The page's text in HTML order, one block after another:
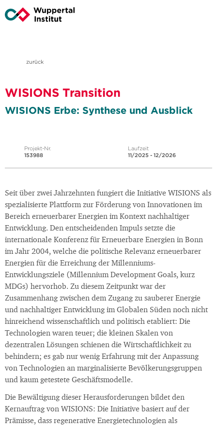
zurück
WISIONS Transition
WISIONS Erbe: Synthese und Ausblick
Projekt-Nr.
153988
Laufzeit
11/2025 - 12/2026
Seit über zwei Jahrzehnten fungiert die Initiative WISIONS als
spezialisierte Plattform zur Förderung von Innovationen im
Bereich erneuerbarer Energien im Kontext nachhaltiger
Entwicklung. Den entscheidenden Impuls setzte die
internationale Konferenz für Erneuerbare Energien in Bonn
im Jahr 2004, welche die politische Relevanz erneuerbarer
Energien für die Erreichung der Millenniums-
Entwicklungsziele (Millennium Development Goals, kurz
MDGs) hervorhob. Zu diesem Zeitpunkt war der
Zusammenhang zwischen dem Zugang zu sauberer Energie
und nachhaltiger Entwicklung im Globalen Süden noch nicht
hinreichend wissenschaftlich und politisch etabliert: Die
Technologien waren teuer; die kleinen Skalen von
dezentralen Lösungen schienen die Wirtschaftlichkeit zu
behindern; es gab nur wenig Erfahrung mit der Anpassung
von Technologien an marginalisierte Bevölkerungsgruppen
und kaum getestete Geschäftsmodelle.
Die Bewältigung dieser Herausforderungen bildet den
Kernauftrag von WISIONS: Die Initiative basiert auf der
Prämisse, dass regenerative Energietechnologien als